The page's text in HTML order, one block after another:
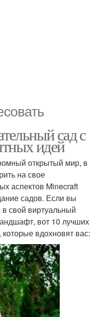
сад с
идей
открытый мир, в
на свое
аспектов Minecraft
садов. Если вы
в свой виртуальный
вот 10 лучших
вдохновят вас: